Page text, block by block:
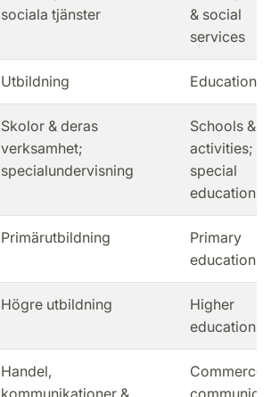
sociala tjänster
& social
services
Utbildning Education
Skolor & deras
verksamhet;
specialundervisning
Schools &
activities;
special
education
Primärutbildning
Primary
education
Högre utbildning
Higher
education
Handel,
Commerce,